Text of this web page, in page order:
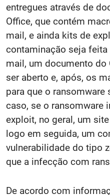
entregues através de
Office, que contém
mail, e ainda kits de
contaminação seja feita
mail, um documento
ser aberto e, após, os
para que o ransomware
caso, se o ransomware
exploit, no geral, um
logo em seguida, um
vulnerabilidade do tipo
que a infecção com
De acordo com